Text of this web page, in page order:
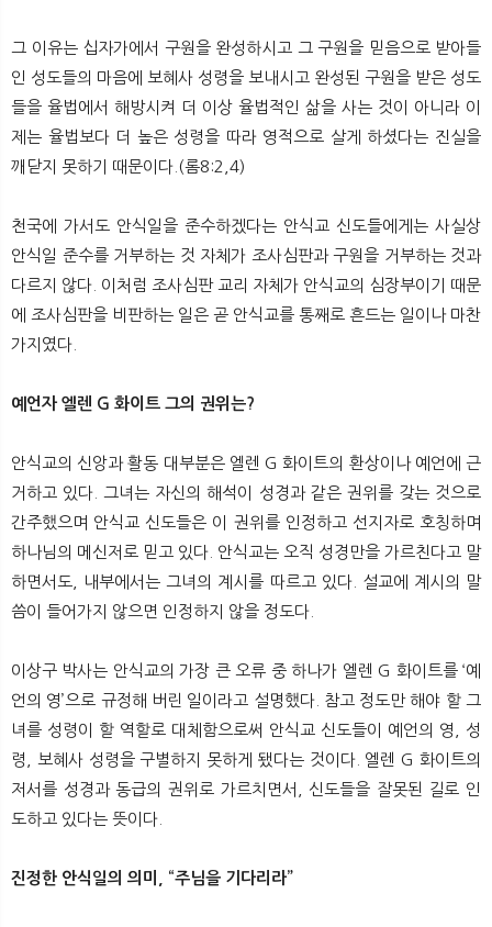
그 이유는 십자가에서 구원을 완성하시고 그 구원을 믿음으로 받아들
인 성도들의 마음에 보혜사 성령을 보내시고 완성된 구원을 받은 성도
들을 율법에서 해방시켜 더 이상 율법적인 삶을 사는 것이 아니라 이
제는 율법보다 더 높은 성령을 따라 영적으로 살게 하셨다는 진실을
깨닫지 못하기 때문이다.(롬8:2,4)
천국에 가서도 안식일을 준수하겠다는 안식교 신도들에게는 사실상
안식일 준수를 거부하는 것 자체가 조사심판과 구원을 거부하는 것과
다르지 않다. 이처럼 조사심판 교리 자체가 안식교의 심장부이기 때문
에 조사심판을 비판하는 일은 곧 안식교를 통째로 흔드는 일이나 마찬
가지였다.
예언자 엘렌 G 화이트 그의 권위는?
안식교의 신앙과 활동 대부분은 엘렌 G 화이트의 환상이나 예언에 근
거하고 있다. 그녀는 자신의 해석이 성경과 같은 권위를 갖는 것으로
간주했으며 안식교 신도들은 이 권위를 인정하고 선지자로 호칭하며
하나님의 메신저로 믿고 있다. 안식교는 오직 성경만을 가르친다고 말
하면서도, 내부에서는 그녀의 계시를 따르고 있다. 설교에 계시의 말
씀이 들어가지 않으면 인정하지 않을 정도다.
이상구 박사는 안식교의 가장 큰 오류 중 하나가 엘렌 G 화이트를 ‘예
언의 영’으로 규정해 버린 일이라고 설명했다. 참고 정도만 해야 할 그
녀를 성령이 할 역할로 대체함으로써 안식교 신도들이 예언의 영, 성
령, 보혜사 성령을 구별하지 못하게 됐다는 것이다. 엘렌 G 화이트의
저서를 성경과 동급의 권위로 가르치면서, 신도들을 잘못된 길로 인
도하고 있다는 뜻이다.
진정한 안식일의 의미, “주님을 기다리라”